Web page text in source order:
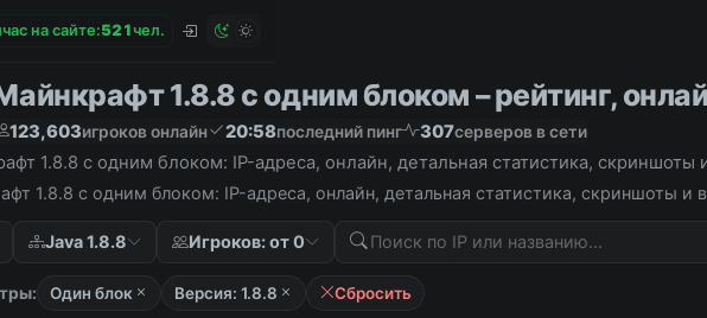
на сайте:52 1чел.
1.8.8 с одним блоком – рейтинг,
123,603игроков онлайн 20:58последний пинг 307серверов в сети
1.8.8 с одним блоком: IP-адреса, онлайн, детальная статистика, скриншоты
1.8.8 с одним блоком: IP-адреса, онлайн, детальная статистика, скриншоты и
Java 1.8.8 Игроков: от 0
Один блок Версия: 1.8.8 Сбросить